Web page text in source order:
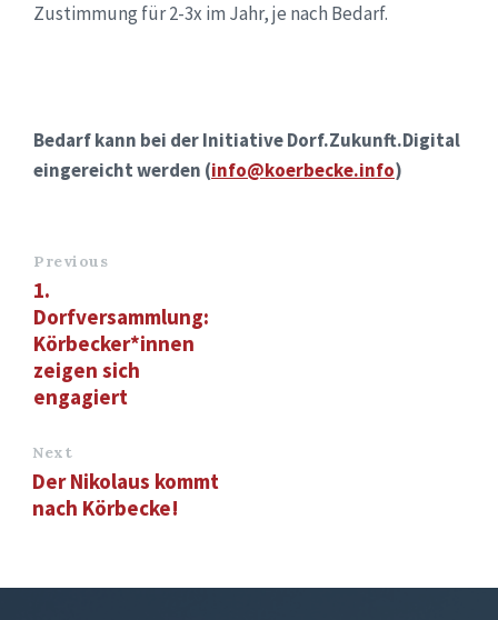
Zustimmung für 2-3x im Jahr, je nach Bedarf.
Bedarf kann bei der Initiative Dorf.Zukunft.Digital
eingereicht werden (info@koerbecke.info)
Previous
1.
Dorfversammlung:
Körbecker*innen
zeigen sich
engagiert
Next
Der Nikolaus kommt
nach Körbecke!